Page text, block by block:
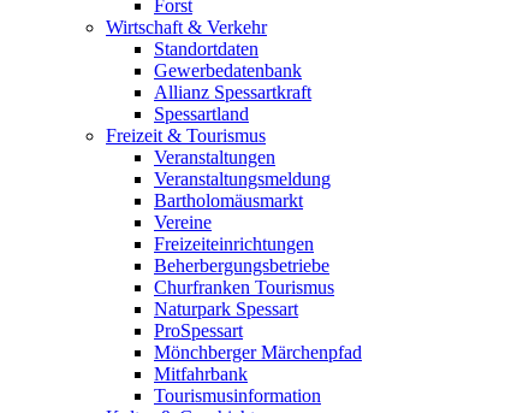
Forst
Wirtschaft & Verkehr
Standortdaten
Gewerbedatenbank
Allianz Spessartkraft
Spessartland
Freizeit & Tourismus
Veranstaltungen
Veranstaltungsmeldung
Bartholomäusmarkt
Vereine
Freizeiteinrichtungen
Beherbergungsbetriebe
Churfranken Tourismus
Naturpark Spessart
ProSpessart
Mönchberger Märchenpfad
Mitfahrbank
Tourismusinformation